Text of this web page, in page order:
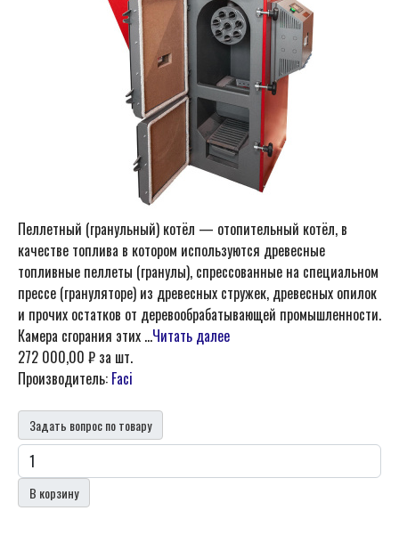
Пеллетный (гранульный) котёл — отопительный котёл, в
качестве топлива в котором используются древесные
топливные пеллеты (гранулы), спрессованные на специальном
прессе (грануляторе) из древесных стружек, древесных опилок
и прочих остатков от деревообрабатывающей промышленности.
Камера сгорания этих ...Читать далее
272 000,00 ₽ за шт.
Производитель: Faci
Задать вопрос по товару
В корзину